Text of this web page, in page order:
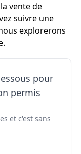
vente de
suivre une
explorerons
pour
permis
et c'est sans